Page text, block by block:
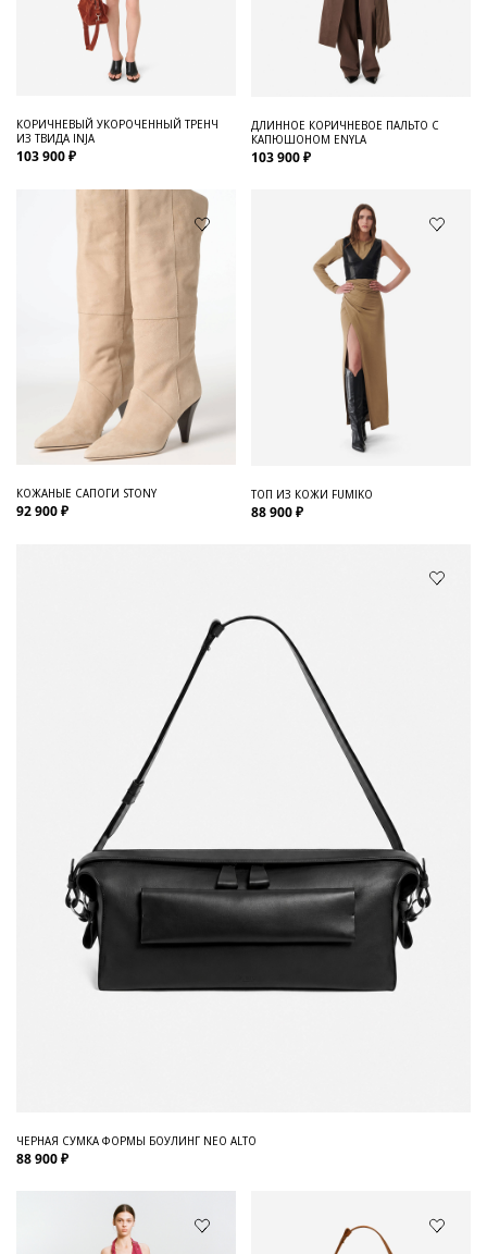
КОРИЧНЕВЫЙ УКОРОЧЕННЫЙ ТРЕНЧ
ИЗ ТВИДА INJA
103 900 ₽
ДЛИННОЕ КОРИЧНЕВОЕ ПАЛЬТО С
КАПЮШОНОМ ENYLA
103 900 ₽
КОЖАНЫЕ САПОГИ STONY
92 900 ₽
ТОП ИЗ КОЖИ FUMIKO
88 900 ₽
ЧЕРНАЯ СУМКА ФОРМЫ БОУЛИНГ NEO ALTO
88 900 ₽